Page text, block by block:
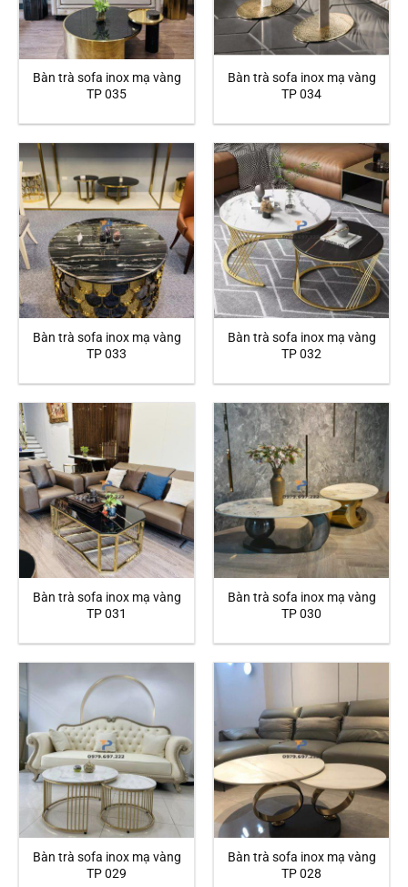
Bàn trà sofa inox mạ vàng
TP 035
Bàn trà sofa inox mạ vàng
TP 034
Bàn trà sofa inox mạ vàng
TP 033
Bàn trà sofa inox mạ vàng
TP 032
Bàn trà sofa inox mạ vàng
TP 031
Bàn trà sofa inox mạ vàng
TP 030
Bàn trà sofa inox mạ vàng
TP 029
Bàn trà sofa inox mạ vàng
TP 028